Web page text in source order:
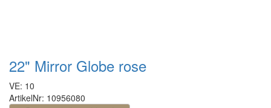
22" Mirror Globe rose
VE: 10
ArtikelNr: 10956080